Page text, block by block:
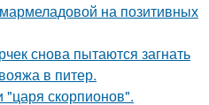
на позитивных
снова пытаются загнать
в питер.
скорпионов".